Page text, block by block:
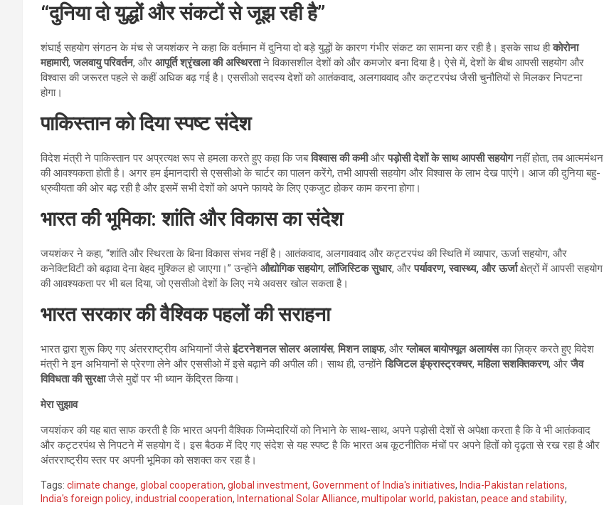
“दुनिया दो युद्धों और संकटों से जूझ रही है”
शंघाई सहयोग संगठन के मंच से जयशंकर ने कहा कि वर्तमान में दुनिया दो बड़े युद्धों के कारण गंभीर संकट का सामना कर रही है। इसके साथ हीकोरोना
महामारी,जलवायु परिवर्तन, और आपूर्ति श्रृंखला की अस्थिरताने विकासशील देशों को और कमजोर बना दिया है। ऐसे में, देशों के बीच आपसी सहयोग और
विश्वास की जरूरत पहले से कहीं अधिक बढ़ गई है। एससीओ सदस्य देशों को आतंकवाद, अलगाववाद और कट्टरपंथ जैसी चुनौतियों से मिलकर निपटना
होगा।
पाकिस्तान को दिया स्पष्ट संदेश
विदेश मंत्री ने पाकिस्तान पर अप्रत्यक्ष रूप से हमला करते हुए कहा कि जबविश्वास की कमीऔरपड़ोसी देशों के साथ आपसी सहयोगनहीं होता, तब आत्ममंथन
की आवश्यकता होती है। अगर हम ईमानदारी से एससीओ के चार्टर का पालन करेंगे, तभी आपसी सहयोग और विश्वास के लाभ देख पाएंगे। आज की दुनिया बहु-
ध्रुवीयता की ओर बढ़ रही है और इसमें सभी देशों को अपने फायदे के लिए एकजुट होकर काम करना होगा।
भारत की भूमिका: शांति और विकास का संदेश
जयशंकर ने कहा, “शांति और स्थिरता के बिना विकास संभव नहीं है। आतंकवाद, अलगाववाद और कट्टरपंथ की स्थिति में व्यापार, ऊर्जा सहयोग, और
कनेक्टिविटी को बढ़ावा देना बेहद मुश्किल हो जाएगा।” उन्होंने औद्योगिक सहयोग,लॉजिस्टिक सुधार, औरपर्यावरण, स्वास्थ्य, और ऊर्जाक्षेत्रों में आपसी सहयोग
की आवश्यकता पर भी बल दिया, जो एससीओ देशों के लिए नये अवसर खोल सकता है।
भारत सरकार की वैश्विक पहलों की सराहना
भारत द्वारा शुरू किए गए अंतरराष्ट्रीय अभियानों जैसेइंटरनेशनल सोलर अलायंस,मिशन लाइफ, औरग्लोबल बायोफ्यूल अलायंसका ज़िक्र करते हुए विदेश
मंत्री ने इन अभियानों से प्रेरणा लेने और एससीओ में इसे बढ़ाने की अपील की। साथ ही, उन्होंनेडिजिटल इंफ्रास्ट्रक्चर,महिला सशक्तिकरण, औरजैव
विविधता की सुरक्षाजैसे मुद्दों पर भी ध्यान केंद्रित किया।
मेरा सुझाव
जयशंकर की यह बात साफ करती है कि भारत अपनी वैश्विक जिम्मेदारियों को निभाने के साथ-साथ, अपने पड़ोसी देशों से अपेक्षा करता है कि वे भी आतंकवाद
और कट्टरपंथ से निपटने में सहयोग दें। इस बैठक में दिए गए संदेश से यह स्पष्ट है कि भारत अब कूटनीतिक मंचों पर अपने हितों को दृढ़ता से रख रहा है और
अंतरराष्ट्रीय स्तर पर अपनी भूमिका को सशक्त कर रहा है।
Tags: climate change, global cooperation, global investment, Government of India's initiatives, India-Pakistan relations,
India's foreign policy, industrial cooperation, International Solar Alliance, multipolar world, pakistan, peace and stability,